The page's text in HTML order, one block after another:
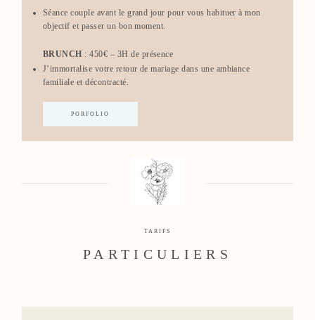
Séance couple avant le grand jour pour vous habituer à mon
objectif et passer un bon moment.
BRUNCH : 450€ – 3H de présence
J’immortalise votre retour de mariage dans une ambiance
familiale et décontracté.
PORFOLIO
TARIFS
PARTICULIERS